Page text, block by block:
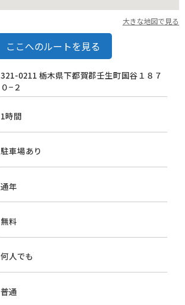
大きな地図で見る
ここへのルートを見る
321-0211 栃木県下都賀郡壬生町国谷１８７
０−２
1時間
駐車場あり
通年
無料
何人でも
普通